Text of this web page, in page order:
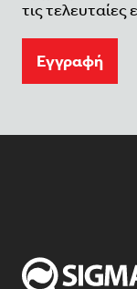
τις τελευταίες
Eγγραφή